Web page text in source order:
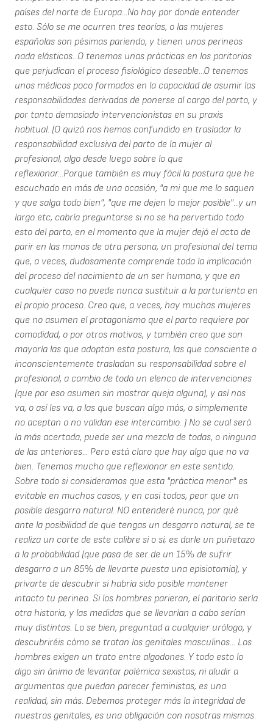
países del norte de Europa...No hay por donde entender
esto. Sólo se me ocurren tres teorías, o las mujeres
españolas son pésimas pariendo, y tienen unos perineos
nada elásticos...O tenemos unas prácticas en los paritorios
que perjudican el proceso fisiológico deseable...O tenemos
unos médicos poco formados en la capacidad de asumir las
responsabilidades derivadas de ponerse al cargo del parto, y
por tanto demasiado intervencionistas en su praxis
habitual. (O quizá nos hemos confundido en trasladar la
responsabilidad exclusiva del parto de la mujer al
profesional, algo desde luego sobre lo que
reflexionar...Porque también es muy fácil la postura que he
escuchado en más de una ocasión, "a mi que me lo saquen
y que salga todo bien", "que me dejen lo mejor posible"...y un
largo etc, cabría preguntarse si no se ha pervertido todo
esto del parto, en el momento que la mujer dejó el acto de
parir en las manos de otra persona, un profesional del tema
que, a veces, dudosamente comprende toda la implicación
del proceso del nacimiento de un ser humano, y que en
cualquier caso no puede nunca sustituir a la parturienta en
el propio proceso. Creo que, a veces, hay muchas mujeres
que no asumen el protagonismo que el parto requiere por
comodidad, o por otros motivos, y también creo que son
mayoría las que adoptan esta postura, las que consciente o
inconscientemente trasladan su responsabilidad sobre el
profesional, a cambio de todo un elenco de intervenciones
(que por eso asumen sin mostrar queja alguna), y así nos
va, o así les va, a las que buscan algo más, o simplemente
no aceptan o no validan ese intercambio. ) No se cual será
la más acertada, puede ser una mezcla de todas, o ninguna
de las anteriores... Pero está claro que hay algo que no va
bien. Tenemos mucho que reflexionar en este sentido.
Sobre todo si consideramos que esta "práctica menor" es
evitable en muchos casos, y en casi todos, peor que un
posible desgarro natural. NO entenderé nunca, por qué
ante la posibilidad de que tengas un desgarro natural, se te
realiza un corte de este calibre sí o sí; es darle un puñetazo
a la probabilidad (que pasa de ser de un 15% de sufrir
desgarro a un 85% de llevarte puesta una episiotomía), y
privarte de descubrir si habría sido posible mantener
intacto tu perineo. Si los hombres parieran, el paritorio sería
otra historia, y las medidas que se llevarían a cabo serían
muy distintas. Lo se bien, preguntad a cualquier urólogo, y
descubriréis cómo se tratan los genitales masculinos... Los
hombres exigen un trato entre algodones. Y todo esto lo
digo sin ánimo de levantar polémica sexistas, ni aludir a
argumentos que puedan parecer feministas, es una
realidad, sin más. Debemos proteger más la integridad de
nuestros genitales, es una obligación con nosotras mismas.